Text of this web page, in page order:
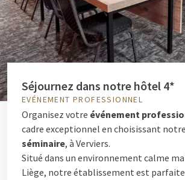
Séjournez dans notre hôtel 4*
EVÉNEMENT PROFESSIONNEL
Organisez votre événement
cadre exceptionnel en choisissant notre
séminaire, à Verviers.
Situé dans un environnement calme
Liège, notre établissement est